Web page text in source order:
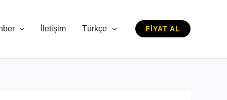
İletişim Türkçe FIYAT AL